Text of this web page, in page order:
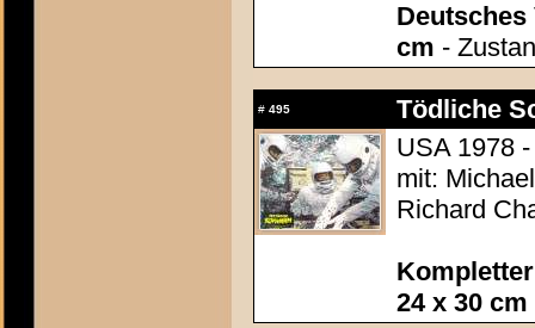
Deutsches
cm -
# 495
Tödliche
USA 1978
mit:
Richard
24 x 30 cm